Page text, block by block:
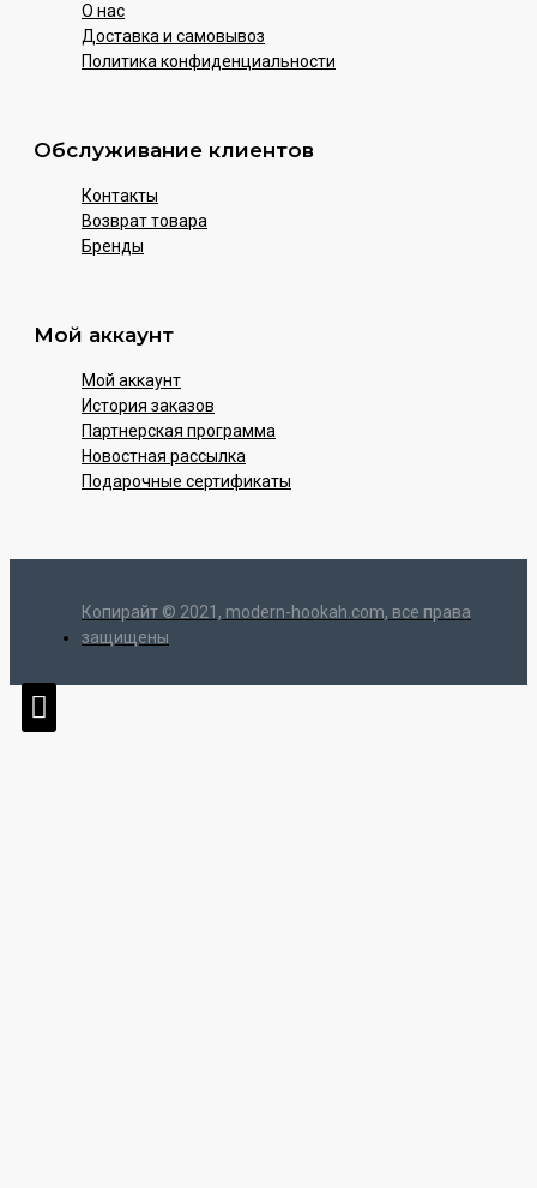
О нас
Доставка и самовывоз
Политика конфиденциальности
Обслуживание клиентов
Контакты
Возврат товара
Бренды
Мой аккаунт
Мой аккаунт
История заказов
Партнерская программа
Новостная рассылка
Подарочные сертификаты
Копирайт © 2021, modern-hookah.com, все права
защищены